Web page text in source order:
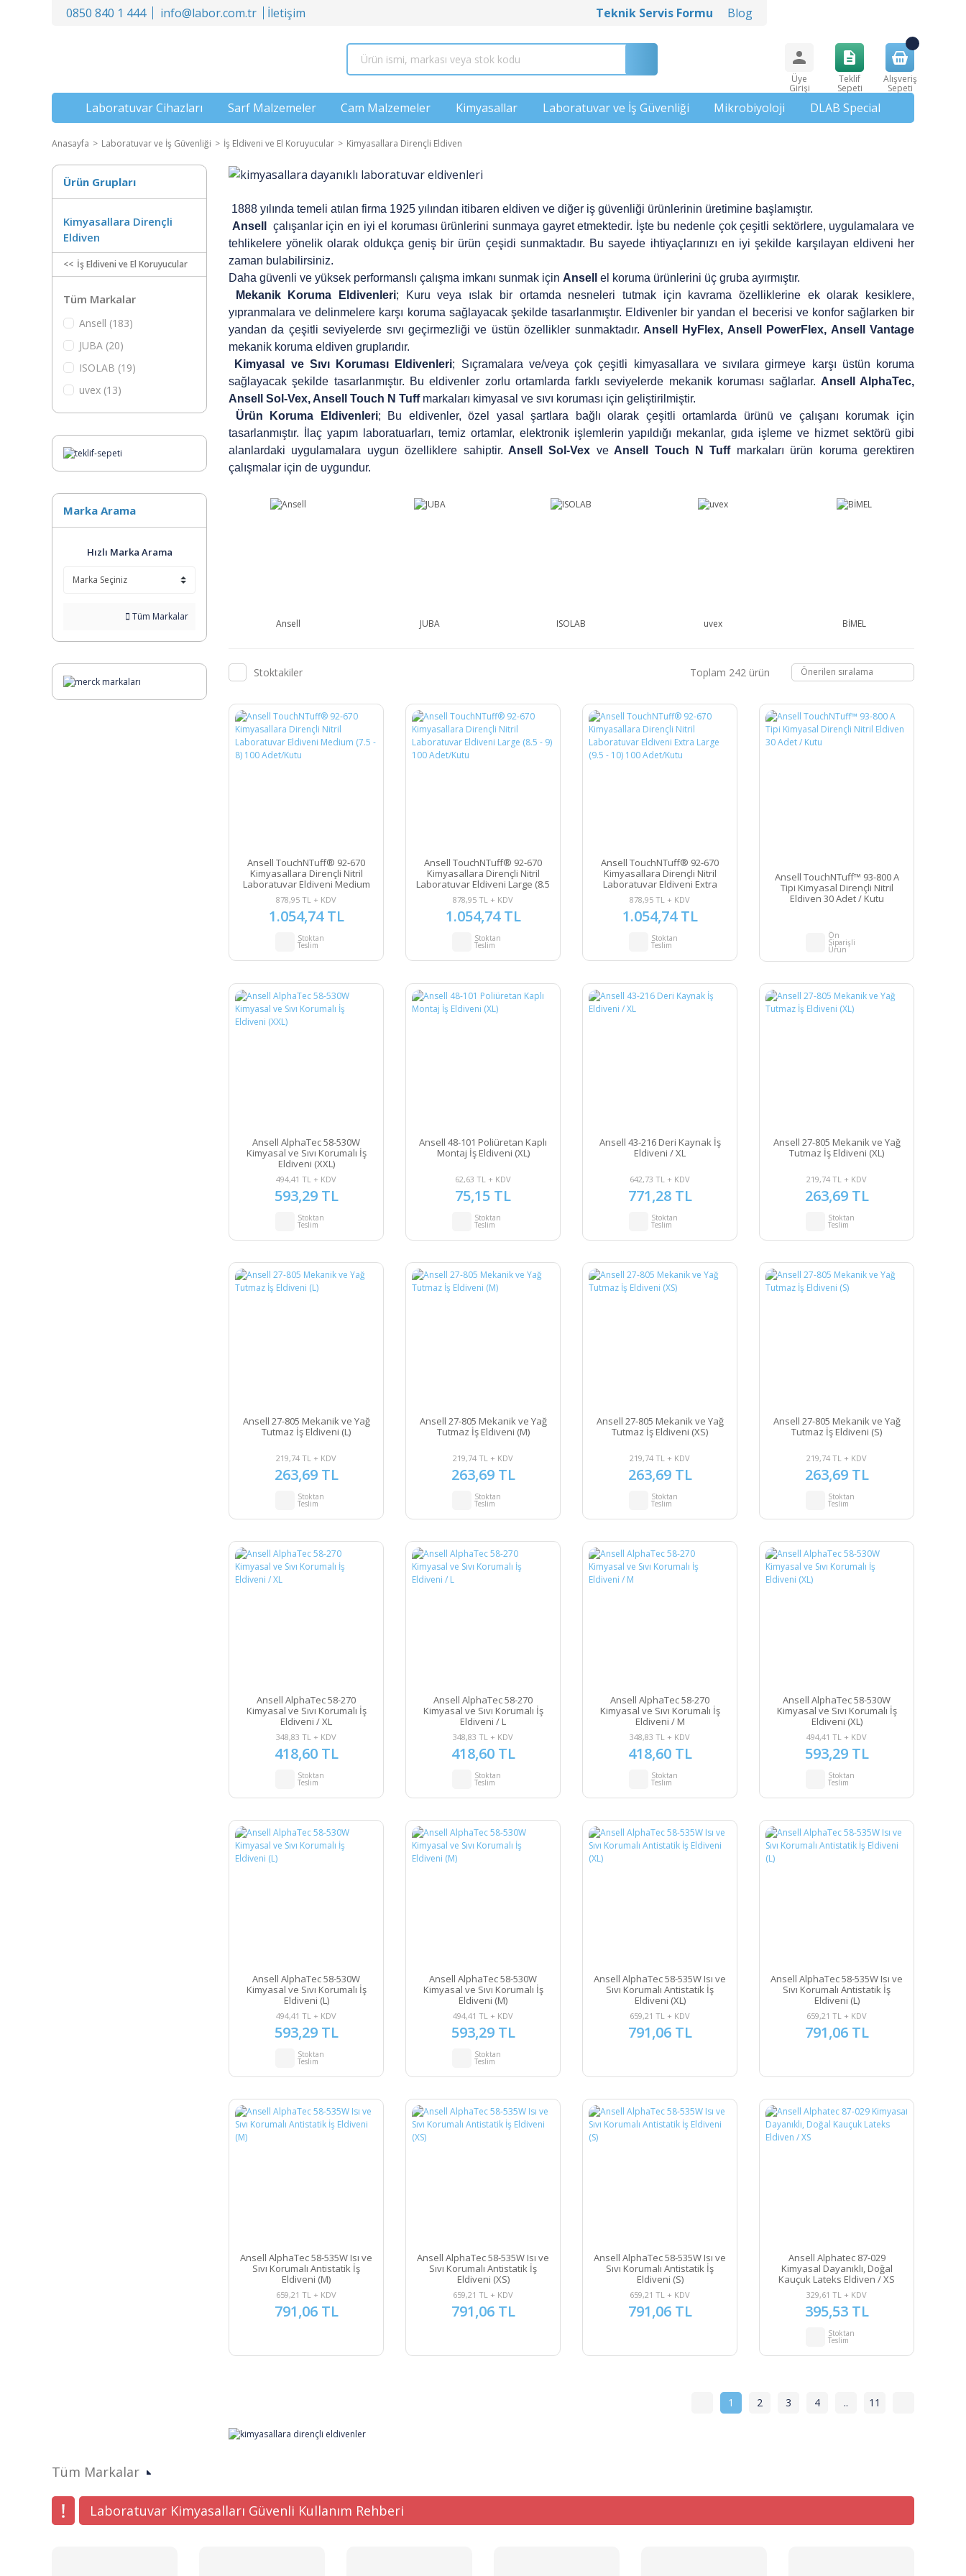
0850 840 1 444 info@labor.com.tr İletişim Teknik Servis Formu Blog
Üye
Girişi
Teklif
Sepeti
Alışveriş
Sepeti
Laboratuvar Cihazları Sarf Malzemeler Cam Malzemeler Kimyasallar Laboratuvar ve İş Güvenliği Mikrobiyoloji DLAB Special
Anasayfa Laboratuvar ve İş Güvenliği İş Eldiveni ve El Koruyucular Kimyasallara Dirençli Eldiven
Ürün Grupları
Kimyasallara Dirençli
Eldiven
İş Eldiveni ve El Koruyucular
Tüm Markalar
Ansell (183)
JUBA (20)
ISOLAB (19)
uvex (13)
BİMEL (7)
Marka Arama
Hızlı Marka Arama
Tüm Markalar
1888 yılında temeli atılan firma 1925 yılından itibaren eldiven ve diğer iş güvenliği ürünlerinin üretimine başlamıştır.
Ansell
çalışanlar için en iyi el koruması ürünlerini sunmaya gayret etmektedir. İşte bu nedenle çok çeşitli sektörlere, uygulamalara ve
tehlikelere yönelik olarak oldukça geniş bir ürün çeşidi sunmaktadır. Bu sayede ihtiyaçlarınızı en iyi şekilde karşılayan eldiveni her
zaman bulabilirsiniz.
Daha güvenli ve yüksek performanslı çalışma imkanı sunmak için Ansell
el koruma ürünlerini üç gruba ayırmıştır.
Mekanik Koruma Eldivenleri; Kuru veya ıslak bir ortamda nesneleri tutmak için kavrama özelliklerine ek olarak kesiklere,
yıpranmalara ve delinmelere karşı koruma sağlayacak şekilde tasarlanmıştır. Eldivenler bir yandan el becerisi ve konfor sağlarken bir
yandan da çeşitli seviyelerde sıvı geçirmezliği ve üstün özellikler sunmaktadır. Ansell HyFlex, Ansell PowerFlex, Ansell Vantage
mekanik koruma eldiven gruplarıdır.
Kimyasal ve Sıvı Koruması Eldivenleri; Sıçramalara ve/veya çok çeşitli kimyasallara ve sıvılara girmeye karşı üstün koruma
sağlayacak şekilde tasarlanmıştır. Bu eldivenler zorlu ortamlarda farklı seviyelerde mekanik koruması sağlarlar. Ansell AlphaTec,
Ansell Sol-Vex, Ansell Touch N Tuff markaları kimyasal ve sıvı koruması için geliştirilmiştir.
Ürün Koruma Eldivenleri; Bu eldivenler, özel yasal şartlara bağlı olarak çeşitli ortamlarda ürünü ve çalışanı korumak için
tasarlanmıştır. İlaç yapım laboratuarları, temiz ortamlar, elektronik işlemlerin yapıldığı mekanlar, gıda işleme ve hizmet sektörü gibi
alanlardaki uygulamalara uygun özelliklere sahiptir. Ansell Sol-Vex veAnsell Touch N Tuffmarkaları ürün koruma gerektiren
çalışmalar için de uygundur.
Ansell JUBA ISOLAB uvex BİMEL
Stoktakiler Toplam 242 ürün
Ansell TouchNTuff® 92-670
Kimyasallara Dirençli Nitril
Laboratuvar Eldiveni Medium
(7.5 - 8) 100 Adet/Kutu
878,95 TL + KDV
1.054,74 TL
Stoktan
Teslim
Ansell TouchNTuff® 92-670
Kimyasallara Dirençli Nitril
Laboratuvar Eldiveni Large (8.5
- 9) 100 Adet/Kutu
878,95 TL + KDV
1.054,74 TL
Stoktan
Teslim
Ansell TouchNTuff® 92-670
Kimyasallara Dirençli Nitril
Laboratuvar Eldiveni Extra
Large (9.5 - 10) 100 Adet/Kutu
878,95 TL + KDV
1.054,74 TL
Stoktan
Teslim
Ansell TouchNTuff™ 93-800 A
Tipi Kimyasal Dirençli Nitril
Eldiven 30 Adet / Kutu
Ön
Siparişli
Ürün
Ansell AlphaTec 58-530W
Kimyasal ve Sıvı Korumalı İş
Eldiveni (XXL)
494,41 TL + KDV
593,29 TL
Stoktan
Teslim
Ansell 48-101 Poliüretan Kaplı
Montaj İş Eldiveni (XL)
62,63 TL + KDV
75,15 TL
Stoktan
Teslim
Ansell 43-216 Deri Kaynak İş
Eldiveni / XL
642,73 TL + KDV
771,28 TL
Stoktan
Teslim
Ansell 27-805 Mekanik ve Yağ
Tutmaz İş Eldiveni (XL)
219,74 TL + KDV
263,69 TL
Stoktan
Teslim
Ansell 27-805 Mekanik ve Yağ
Tutmaz İş Eldiveni (L)
219,74 TL + KDV
263,69 TL
Stoktan
Teslim
Ansell 27-805 Mekanik ve Yağ
Tutmaz İş Eldiveni (M)
219,74 TL + KDV
263,69 TL
Stoktan
Teslim
Ansell 27-805 Mekanik ve Yağ
Tutmaz İş Eldiveni (XS)
219,74 TL + KDV
263,69 TL
Stoktan
Teslim
Ansell 27-805 Mekanik ve Yağ
Tutmaz İş Eldiveni (S)
219,74 TL + KDV
263,69 TL
Stoktan
Teslim
Ansell AlphaTec 58-270
Kimyasal ve Sıvı Korumalı İş
Eldiveni / XL
348,83 TL + KDV
418,60 TL
Stoktan
Teslim
Ansell AlphaTec 58-270
Kimyasal ve Sıvı Korumalı İş
Eldiveni / L
348,83 TL + KDV
418,60 TL
Stoktan
Teslim
Ansell AlphaTec 58-270
Kimyasal ve Sıvı Korumalı İş
Eldiveni / M
348,83 TL + KDV
418,60 TL
Stoktan
Teslim
Ansell AlphaTec 58-530W
Kimyasal ve Sıvı Korumalı İş
Eldiveni (XL)
494,41 TL + KDV
593,29 TL
Stoktan
Teslim
Ansell AlphaTec 58-530W
Kimyasal ve Sıvı Korumalı İş
Eldiveni (L)
494,41 TL + KDV
593,29 TL
Stoktan
Teslim
Ansell AlphaTec 58-530W
Kimyasal ve Sıvı Korumalı İş
Eldiveni (M)
494,41 TL + KDV
593,29 TL
Stoktan
Teslim
Ansell AlphaTec 58-535W Isı ve
Sıvı Korumalı Antistatik İş
Eldiveni (XL)
659,21 TL + KDV
791,06 TL
Ansell AlphaTec 58-535W Isı ve
Sıvı Korumalı Antistatik İş
Eldiveni (L)
659,21 TL + KDV
791,06 TL
Ansell AlphaTec 58-535W Isı ve
Sıvı Korumalı Antistatik İş
Eldiveni (M)
659,21 TL + KDV
791,06 TL
Ansell AlphaTec 58-535W Isı ve
Sıvı Korumalı Antistatik İş
Eldiveni (XS)
659,21 TL + KDV
791,06 TL
Ansell AlphaTec 58-535W Isı ve
Sıvı Korumalı Antistatik İş
Eldiveni (S)
659,21 TL + KDV
791,06 TL
Ansell Alphatec 87-029
Kimyasal Dayanıklı, Doğal
Kauçuk Lateks Eldiven / XS
329,61 TL + KDV
395,53 TL
Stoktan
Teslim
1 2 3 4 .. 11
Tüm Markalar
Laboratuvar Kimyasalları Güvenli Kullanım Rehberi